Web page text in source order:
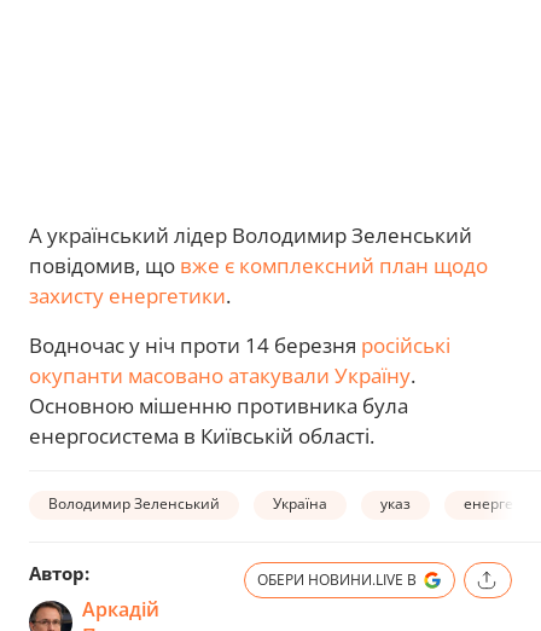
А український лідер Володимир Зеленський
повідомив, що вже є комплексний план щодо
захисту енергетики.
Водночас у ніч проти 14 березня російські
окупанти масовано атакували Україну.
Основною мішенню противника була
енергосистема в Київській області.
Володимир Зеленський Україна указ
Автор:
Аркадій
ОБЕРИ НОВИНИ.LIVE В